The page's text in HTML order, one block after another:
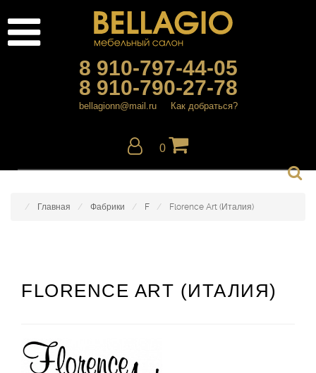
8 910-797-44-05
8 910-790-27-78
bellagionn@mail.ru Как добраться?
0
Главная Фабрики F Florence Art (Италия)
FLORENCE ART (ИТАЛИЯ)